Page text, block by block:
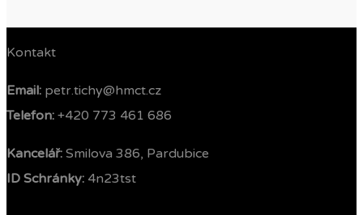
Kontakt
Email: petr.tichy@hmct.cz
Telefon: ‭ +420 773 461 686‬
Kancelář: Smilova 386, Pardubice
ID Schránky: 4n23tst